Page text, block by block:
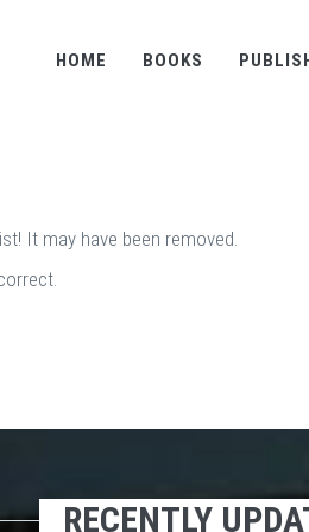
HOME BOOKS
It may have been removed.
RECENTLY